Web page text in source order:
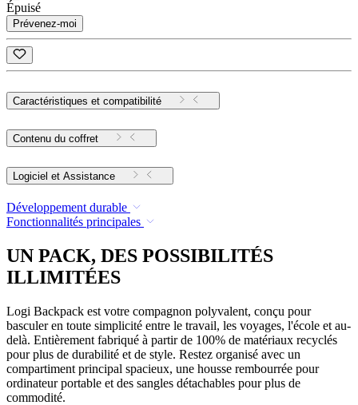
Épuisé
Prévenez-moi
Caractéristiques et compatibilité
Contenu du coffret
Logiciel et Assistance
Développement durable
Fonctionnalités principales
UN PACK, DES POSSIBILITÉS
ILLIMITÉES
Logi Backpack est votre compagnon polyvalent, conçu pour
basculer en toute simplicité entre le travail, les voyages, l'école et au-
delà. Entièrement fabriqué à partir de 100% de matériaux recyclés
pour plus de durabilité et de style. Restez organisé avec un
compartiment principal spacieux, une housse rembourrée pour
ordinateur portable et des sangles détachables pour plus de
commodité.